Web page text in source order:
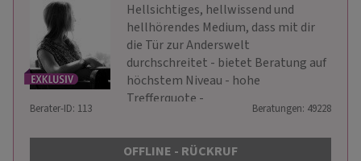
Hellsichtiges, hellwissend und
hellhörendes Medium, dass mit dir
die Tür zur Anderswelt
durchschreitet - bietet Beratung auf
höchstem Niveau - hohe
Trefferquote -
Berater-ID: 113 Beratungen: 49228
OFFLINE - RÜCKRUF